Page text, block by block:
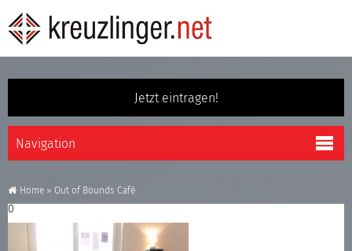
Jetzt eintragen!
Home » Out of Bounds Café
0